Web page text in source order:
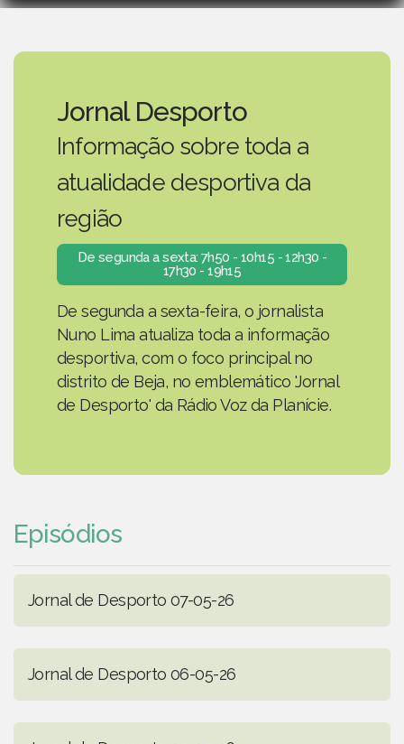
Jornal Desporto
Informação sobre toda a
atualidade desportiva da
região
De segunda a sexta: 7h50 - 10h15 - 12h30 -
17h30 - 19h15
De segunda a sexta-feira, o jornalista
Nuno Lima atualiza toda a informação
desportiva, com o foco principal no
distrito de Beja, no emblemático 'Jornal
de Desporto' da Rádio Voz da Planície.
Episódios
Jornal de Desporto 07-05-26
Jornal de Desporto 06-05-26